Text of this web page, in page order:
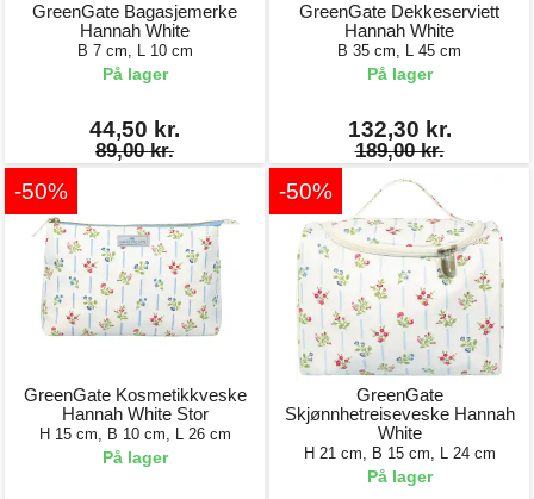
GreenGate Bagasjemerke
Hannah White
B 7 cm, L 10 cm
På lager
44,50 kr.
89,00 kr.
GreenGate Dekkeserviett
Hannah White
B 35 cm, L 45 cm
På lager
132,30 kr.
189,00 kr.
-50%
GreenGate Kosmetikkveske
Hannah White Stor
H 15 cm, B 10 cm, L 26 cm
På lager
-50%
GreenGate
Skjønnhetreiseveske Hannah
White
H 21 cm, B 15 cm, L 24 cm
På lager